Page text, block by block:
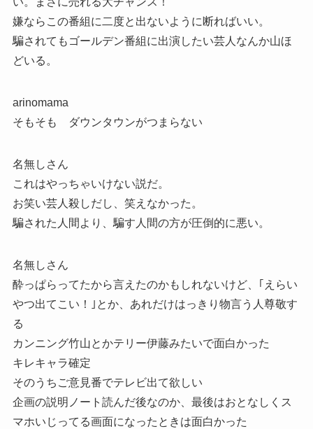
嫌ならこの番組に二度と出ないように断ればいい。
騙されてもゴールデン番組に出演したい芸人なんか山ほ
どいる。
arinomama
そもそも ダウンタウンがつまらない
名無しさん
これはやっちゃいけない説だ。
お笑い芸人殺しだし、笑えなかった。
騙された人間より、騙す人間の方が圧倒的に悪い。
名無しさん
酔っぱらってたから言えたのかもしれないけど、｢えらい
やつ出てこい！｣とか、あれだけはっきり物言う人尊敬す
る
カンニング竹山とかテリー伊藤みたいで面白かった
キレキャラ確定
そのうちご意見番でテレビ出て欲しい
企画の説明ノート読んだ後なのか、最後はおとなしくス
マホいじってる画面になったときは面白かった